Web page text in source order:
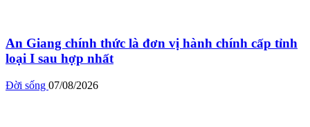
An Giang chính thức là đơn vị hành chính cấp tỉnh
loại I sau hợp nhất
Đời sống 07/08/2026